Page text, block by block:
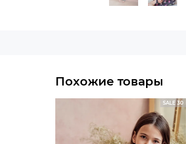
Похожие товары
SALE 30